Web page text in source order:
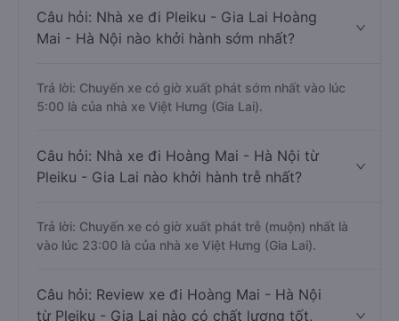
Câu hỏi: Nhà xe đi Pleiku - Gia Lai Hoàng
Mai - Hà Nội nào khởi hành sớm nhất?
Trả lời: Chuyến xe có giờ xuất phát sớm nhất vào lúc
5:00 là của nhà xe Việt Hưng (Gia Lai).
Câu hỏi: Nhà xe đi Hoàng Mai - Hà Nội từ
Pleiku - Gia Lai nào khởi hành trễ nhất?
Trả lời: Chuyến xe có giờ xuất phát trễ (muộn) nhất là
vào lúc 23:00 là của nhà xe Việt Hưng (Gia Lai).
Câu hỏi: Review xe đi Hoàng Mai - Hà Nội
từ Pleiku - Gia Lai nào có chất lượng tốt,